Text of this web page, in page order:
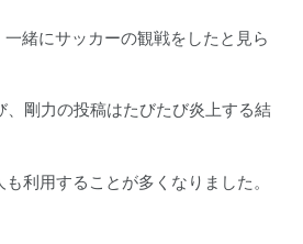
緒にサッカーの観戦をしたと見ら
剛力の投稿はたびたび炎上する結
利用することが多くなりました。